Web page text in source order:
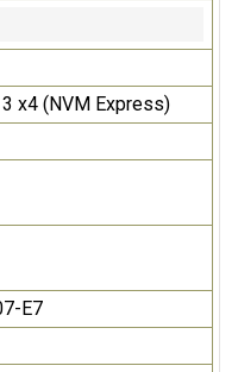
3 x4 (NVM Express)
E7